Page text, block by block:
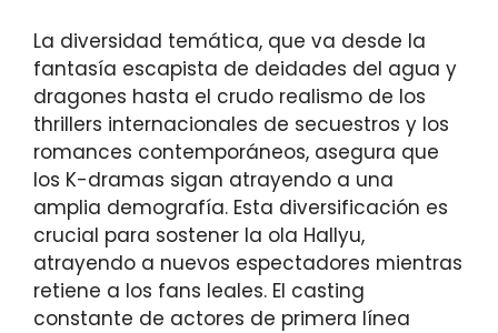
La diversidad temática, que va desde la
fantasía escapista de deidades del agua y
dragones hasta el crudo realismo de los
thrillers internacionales de secuestros y los
romances contemporáneos, asegura que
los K-dramas sigan atrayendo a una
amplia demografía. Esta diversificación es
crucial para sostener la ola Hallyu,
atrayendo a nuevos espectadores mientras
retiene a los fans leales. El casting
constante de actores de primera línea